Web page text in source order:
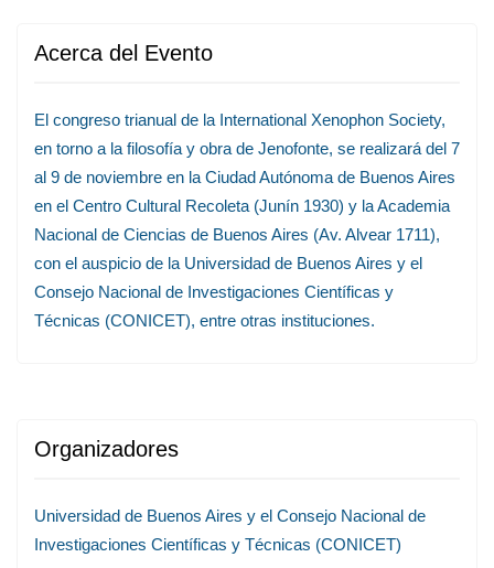
Acerca del Evento
El congreso trianual de la International Xenophon Society,
en torno a la filosofía y obra de Jenofonte, se realizará del 7
al 9 de noviembre en la Ciudad Autónoma de Buenos Aires
en el Centro Cultural Recoleta (Junín 1930) y la Academia
Nacional de Ciencias de Buenos Aires (Av. Alvear 1711),
con el auspicio de la Universidad de Buenos Aires y el
Consejo Nacional de Investigaciones Científicas y
Técnicas (CONICET), entre otras instituciones.
Organizadores
Universidad de Buenos Aires y el Consejo Nacional de
Investigaciones Científicas y Técnicas (CONICET)